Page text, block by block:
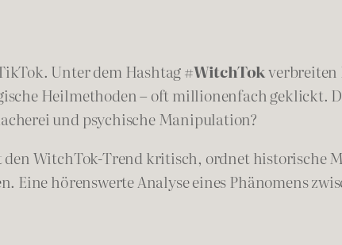
Unter dem Hashtag#WitchTokverbreiten
Heilmethoden – oft millionenfach geklickt.
und psychische Manipulation?
WitchTok-Trend kritisch, ordnet historische
Eine hörenswerte Analyse eines Phänomens